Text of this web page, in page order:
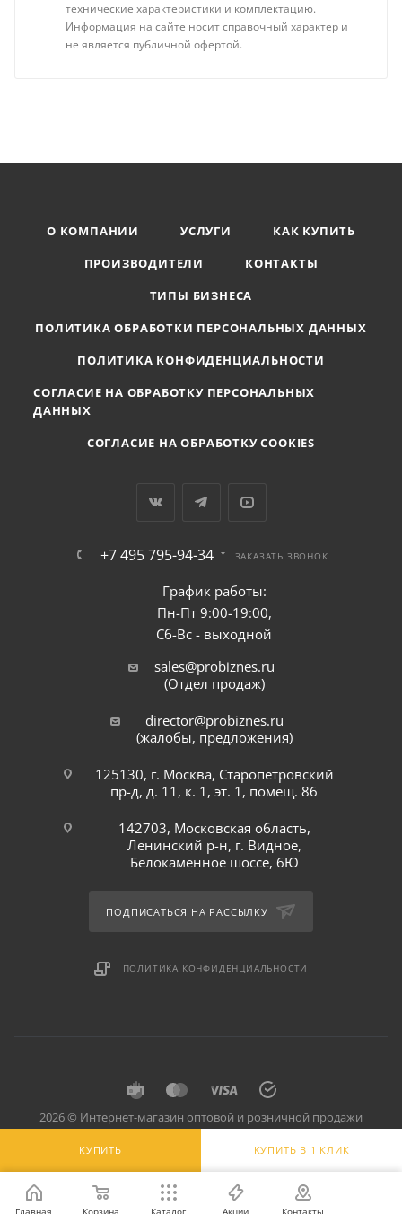
КУПИТЬ КУПИТЬ В 1 КЛИК
технические характеристики и комплектацию.
Информация на сайте носит справочный характер и
не является публичной офертой.
О КОМПАНИИ УСЛУГИ
КАК КУПИТЬ
ПРОИЗВОДИТЕЛИ
КОНТАКТЫ
ТИПЫ БИЗНЕСА
ПОЛИТИКА ОБРАБОТКИ ПЕРСОНАЛЬНЫХ ДАННЫХ
ПОЛИТИКА КОНФИДЕНЦИАЛЬНОСТИ
СОГЛАСИЕ НА ОБРАБОТКУ ПЕРСОНАЛЬНЫХ
ДАННЫХ
СОГЛАСИЕ НА ОБРАБОТКУ COOKIES
+7 495 795-94-34 ЗАКАЗАТЬ ЗВОНОК
График работы:
Пн-Пт 9:00-19:00,
Сб-Вс - выходной
sales@probiznes.ru
(Отдел продаж)
director@probiznes.ru
(жалобы, предложения)
125130, г. Москва, Старопетровский
пр-д, д. 11, к. 1, эт. 1, помещ. 86
142703, Московская область,
Ленинский р-н, г. Видное,
Белокаменное шоссе, 6Ю
ПОДПИСАТЬСЯ НА РАССЫЛКУ
ПОЛИТИКА КОНФИДЕНЦИАЛЬНОСТИ
2026 © Интернет-магазин оптовой и розничной продажи
торговли и общепита: инвентарь, предметы сервировки, посуда
для баров, кафе и ресторанов.
Главная Корзина Каталог Акции Контакты